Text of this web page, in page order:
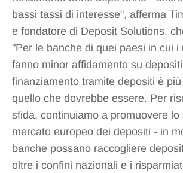
bassi tassi di interesse", afferma
e fondatore di Deposit Solutions,
"Per le banche di quei paesi in cui i
fanno minor affidamento su
finanziamento tramite depositi è
quello che dovrebbe essere. Per
sfida, continuiamo a promuovere lo
mercato europeo dei depositi - in
banche possano raccogliere
oltre i confini nazionali e i